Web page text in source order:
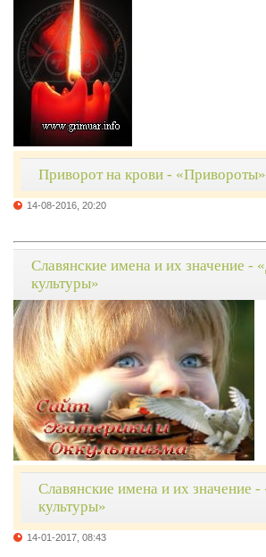
Приворот на крови - «Привороты»
14-08-2016, 20:20
Славянские имена и их значение -
культуры»
Славянские имена и их значение
культуры»
14-01-2017, 08:43